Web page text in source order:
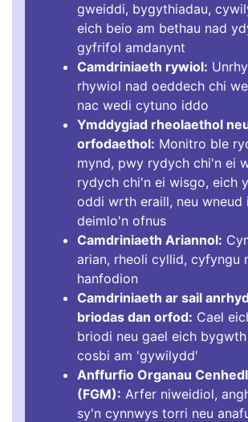
gweiddi, bygythiadau,
eich beio am bethau nad
gyfrifol amdanynt
Camdriniaeth rywiol:
rhywiol nad oeddech chi
nac wedi cytuno iddo
Ymddygiad rheolaethol
orfodaethol: Monitro ble
mynd, pwy rydych chi'n ei
rydych chi'n ei wisgo, eich
oddi wrth eraill, neu wneud
deimlo'n ofnus
Camdriniaeth Ariannol:
arian, rheoli cyllid, cyfyngu
hanfodion
Camdriniaeth ar sail
briodas dan orfod: Cael
briodi neu gael eich
cosbi am 'gywilydd'
Anffurfio Organau
(FGM): Arfer niweidiol,
sy'n cynnwys torri neu